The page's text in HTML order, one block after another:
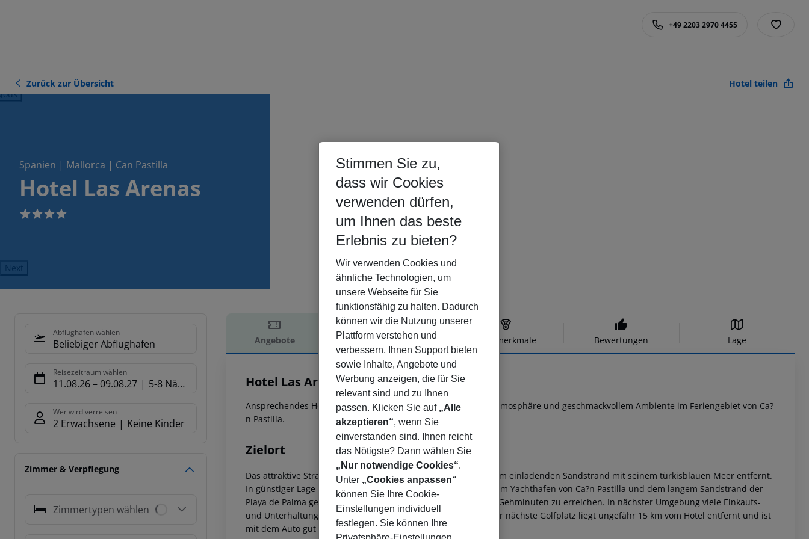
+49 2203 2970 4455
Zurück zur Übersicht Hotel teilen
Spanien | Mallorca | Can Pastilla
Hotel Las Arenas
4
Next
Abflughafen wählen
Beliebiger Abflughafen
Reisezeitraum wählen
11.08.26– 09.08.27 5-8 Nächte
Wer wird verreisen
2 Erwachsene Keine Kinder
Zimmer & Verpflegung
Zimmertypen wählen
Angebote Hotelbeschreibung Hotelmerkmale Bewertungen Lage
Hotelbeschreibung
Hotel Las Arenas
4
Ansprechendes Hotel der Komfortkategorie mit freundlicher Atmosphäre und geschmackvollem Ambiente im Feriengebiet von Ca?
n Pastilla.
Zielort
Das attraktive Strandhotel befindet sich nur wenige Schritte vom einladenden Sandstrand mit seinem türkisblauen Meer entfernt.
In günstiger Lage - direkt an der Uferpromenade - zwischen dem Yachthafen von Ca?n Pastilla und dem langem Sandstrand der
Playa de Palma gelegen. Strand und Ortskern sind in wenigen Gehminuten zu erreichen. In nächster Umgebung viele Einkaufs-
und Unterhaltungsmöglichkeiten sowie eine Bushaltestelle. Der nächste Golfplatz liegt ungefähr 15 km vom Hotel entfernt und ist
mit dem Auto gut zu erreichen.
Stimmen Sie zu,
dass wir Cookies
verwenden dürfen,
um Ihnen das beste
Erlebnis zu bieten?
Wir verwenden Cookies und
ähnliche Technologien, um
unsere Webseite für Sie
funktionsfähig zu halten. Dadurch
können wir die Nutzung unserer
Plattform verstehen und
verbessern, Ihnen Support bieten
sowie Inhalte, Angebote und
Werbung anzeigen, die für Sie
relevant sind und zu Ihnen
passen. Klicken Sie auf „Alle
akzeptieren“, wenn Sie
einverstanden sind. Ihnen reicht
das Nötigste? Dann wählen Sie
„Nur notwendige Cookies“.
Unter „Cookies anpassen“
können Sie Ihre Cookie-
Einstellungen individuell
festlegen. Sie können Ihre